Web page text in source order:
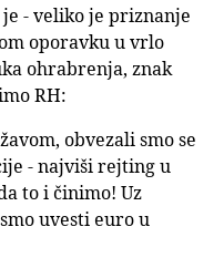
- veliko je priznanje
oporavku u vrlo
ohrabrenja, znak
RH:
obvezali smo se
- najviši rejting u
to i činimo! Uz
uvesti euro u